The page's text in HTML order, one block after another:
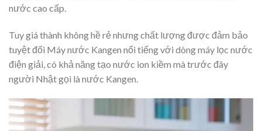
nước cao cấp.
Tuy giá thành không hề rẻ nhưng chất lượng được đảm bảo
tuyệt đối Máy nước Kangen nổi tiếng với dòng máy lọc nước
điện giải, có khả năng tạo nước ion kiềm mà trước đây
người Nhật gọi là nước Kangen.